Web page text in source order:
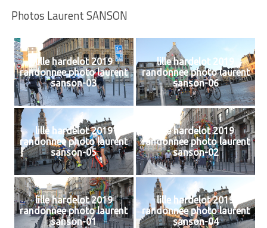
Photos Laurent SANSON
lille hardelot 2019
randonnee photo laurent
sanson-03
lille hardelot 2019
randonnee photo laurent
sanson-06
lille hardelot 2019
randonnee photo laurent
sanson-05
lille hardelot 2019
randonnee photo laurent
sanson-02
lille hardelot 2019
randonnee photo laurent
sanson-01
lille hardelot 2019
randonnee photo laurent
sanson-04